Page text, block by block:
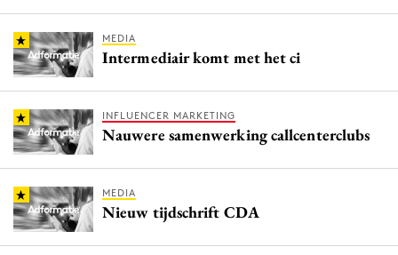
MEDIA
Intermediair komt met het ci
INFLUENCER MARKETING
Nauwere samenwerking callcenterclubs
MEDIA
Nieuw tijdschrift CDA